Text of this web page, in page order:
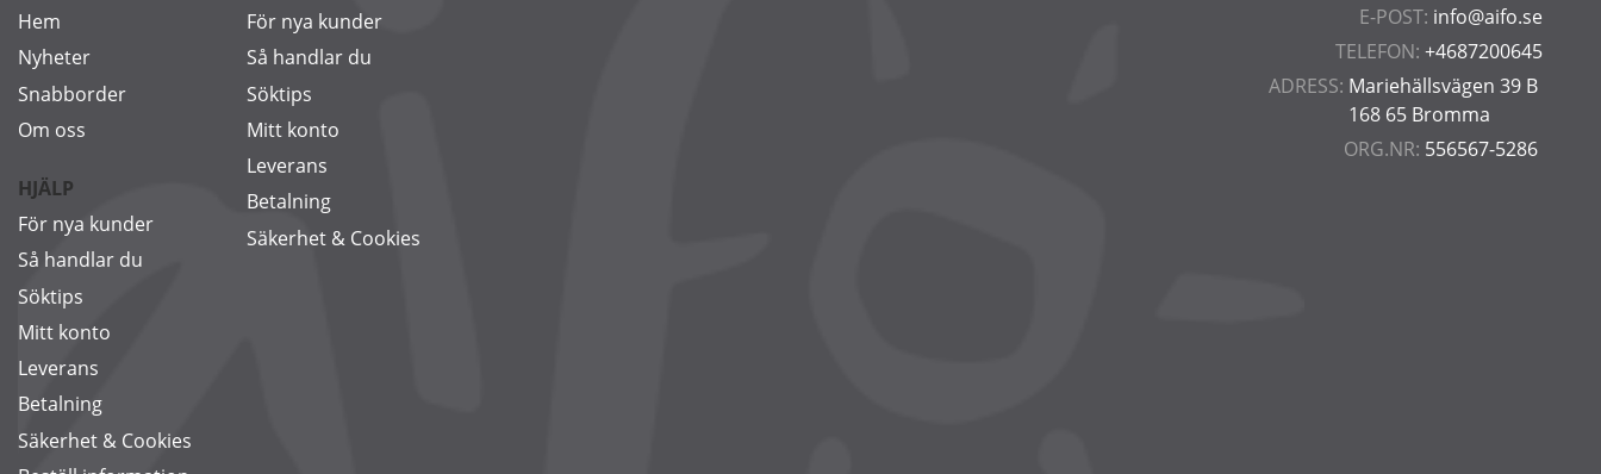
E-POST: info@aifo.se
TELEFON: +4687200645
ADRESS: Mariehällsvägen 39 B
168 65 Bromma
ORG.NR: 556567-5286
Hem
Nyheter
Snabborder
Om oss
HJÄLP
För nya kunder
Så handlar du
Söktips
Mitt konto
Leverans
Betalning
Säkerhet & Cookies
För nya kunder
Så handlar du
Söktips
Mitt konto
Leverans
Betalning
Säkerhet & Cookies